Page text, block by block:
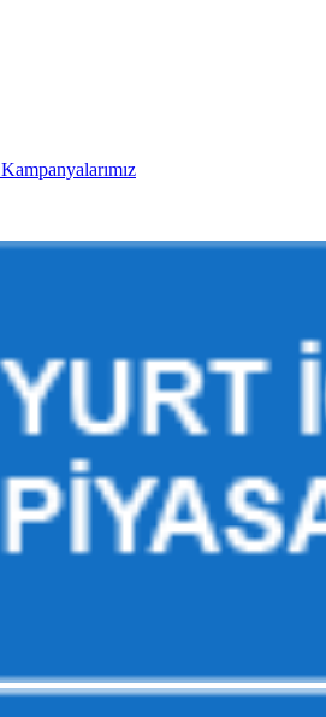
Kampanyalarımız